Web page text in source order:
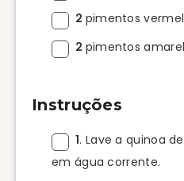
2 pimentos
2 pimentos
Instruções
1. Lave a quinoa
em água corrente.